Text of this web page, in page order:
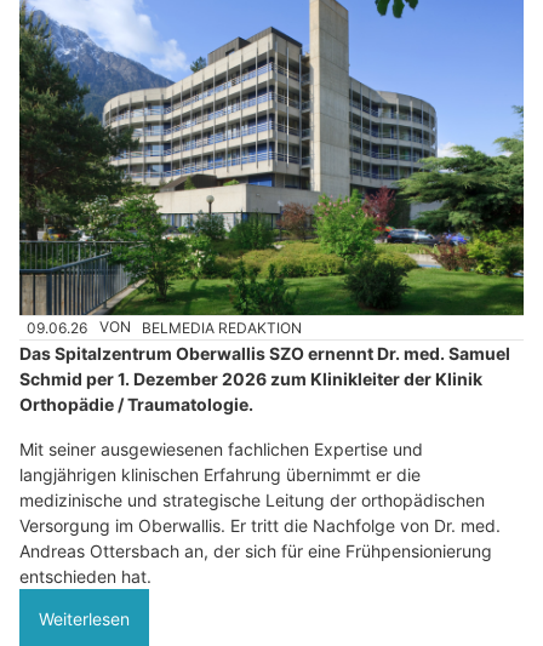
09.06.26 VON BELMEDIA REDAKTION
Das Spitalzentrum Oberwallis SZO ernennt Dr. med. Samuel
Schmid per 1. Dezember 2026 zum Klinikleiter der Klinik
Orthopädie / Traumatologie.
Mit seiner ausgewiesenen fachlichen Expertise und
langjährigen klinischen Erfahrung übernimmt er die
medizinische und strategische Leitung der orthopädischen
Versorgung im Oberwallis. Er tritt die Nachfolge von Dr. med.
Andreas Ottersbach an, der sich für eine Frühpensionierung
entschieden hat.
Weiterlesen